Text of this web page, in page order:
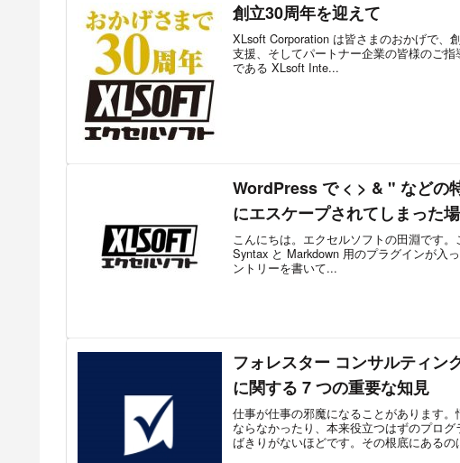
創立30周年を迎えて
XLsoft Corporation は皆さまのおかげで、
支援、そしてパートナー企業の皆様のご
である XLsoft Inte...
WordPress で < > & " などの
にエスケープされてしまった
こんにちは。エクセルソフトの田淵です
Syntax と Markdown 用のプラグインが入
ントリーを書いて...
フォレスター コンサルティ
に関する 7 つの重要な知見
仕事が仕事の邪魔になることがあります
ならなかったり、本来役立つはずのプロ
ばきりがないほどです。その根底にあるの